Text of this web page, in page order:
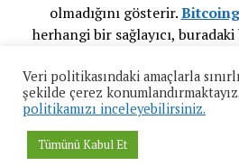
olmadığını gösterir.
herhangi bir sağlayıcı,
sorumluluk
Mission News Theme
Veri politikasındaki amaçlarla
şekilde çerez konumlandırmaktayız.
politikamızı inceleyebilirsiniz.
Tümünü Kabul Et